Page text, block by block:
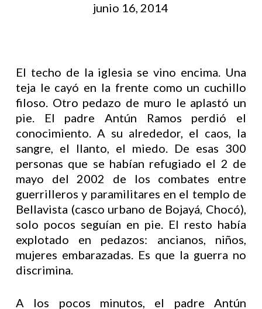
junio 16, 2014
El techo de la iglesia se vino encima. Una
teja le cayó en la frente como un cuchillo
filoso. Otro pedazo de muro le aplastó un
pie. El padre Antún Ramos perdió el
conocimiento. A su alrededor, el caos, la
sangre, el llanto, el miedo. De esas 300
personas que se habían refugiado el 2 de
mayo del 2002 de los combates entre
guerrilleros y paramilitares en el templo de
Bellavista (casco urbano de Bojayá, Chocó),
solo pocos seguían en pie. El resto había
explotado en pedazos: ancianos, niños,
mujeres embarazadas. Es que la guerra no
discrimina.
A los pocos minutos, el padre Antún